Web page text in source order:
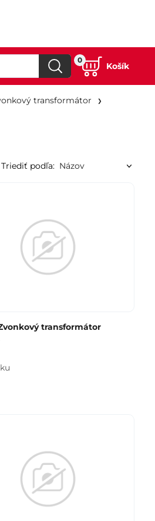
Košík
0
transformátor
Triediť podľa:
transformátor